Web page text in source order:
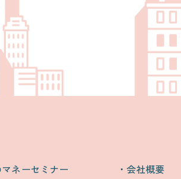
ネーセミナー
会社概要